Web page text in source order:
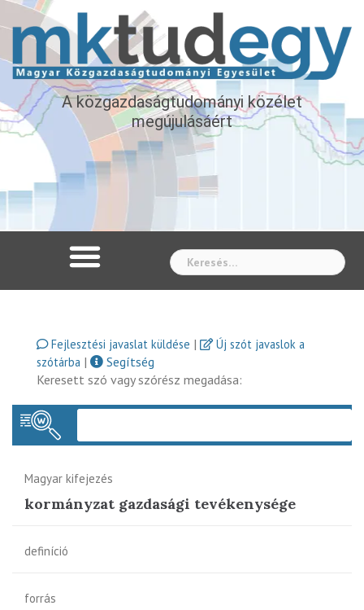
A közgazdaságtudományi közélet
megújulásáért
Fejlesztési javaslat küldése |
Új szót javaslok a
szótárba |
Segítség
Keresett szó vagy szórész megadása:
Magyar kifejezés
kormányzat gazdasági tevékenysége
definíció
forrás